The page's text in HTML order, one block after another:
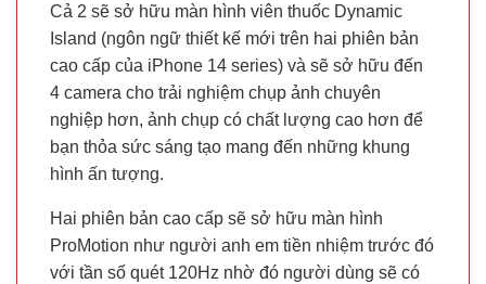
Cả 2 sẽ sở hữu màn hình viên thuốc Dynamic
Island (ngôn ngữ thiết kế mới trên hai phiên bản
cao cấp của iPhone 14 series) và sẽ sở hữu đến
4 camera cho trải nghiệm chụp ảnh chuyên
nghiệp hơn, ảnh chụp có chất lượng cao hơn để
bạn thỏa sức sáng tạo mang đến những khung
hình ấn tượng.
Hai phiên bản cao cấp sẽ sở hữu màn hình
ProMotion như người anh em tiền nhiệm trước đó
với tần số quét 120Hz nhờ đó người dùng sẽ có